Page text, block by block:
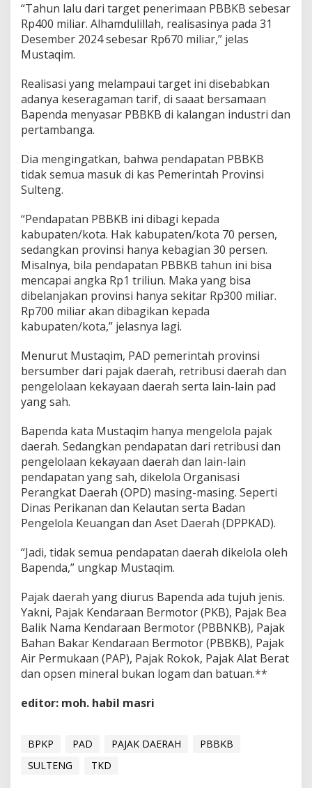
“Tahun lalu dari target penerimaan PBBKB sebesar
Rp400 miliar. Alhamdulillah, realisasinya pada 31
Desember 2024 sebesar Rp670 miliar,” jelas
Mustaqim.
Realisasi yang melampaui target ini disebabkan
adanya keseragaman tarif, di saaat bersamaan
Bapenda menyasar PBBKB di kalangan industri dan
pertambanga.
Dia mengingatkan, bahwa pendapatan PBBKB
tidak semua masuk di kas Pemerintah Provinsi
Sulteng.
“Pendapatan PBBKB ini dibagi kepada
kabupaten/kota. Hak kabupaten/kota 70 persen,
sedangkan provinsi hanya kebagian 30 persen.
Misalnya, bila pendapatan PBBKB tahun ini bisa
mencapai angka Rp1 triliun. Maka yang bisa
dibelanjakan provinsi hanya sekitar Rp300 miliar.
Rp700 miliar akan dibagikan kepada
kabupaten/kota,” jelasnya lagi.
Menurut Mustaqim, PAD pemerintah provinsi
bersumber dari pajak daerah, retribusi daerah dan
pengelolaan kekayaan daerah serta lain-lain pad
yang sah.
Bapenda kata Mustaqim hanya mengelola pajak
daerah. Sedangkan pendapatan dari retribusi dan
pengelolaan kekayaan daerah dan lain-lain
pendapatan yang sah, dikelola Organisasi
Perangkat Daerah (OPD) masing-masing. Seperti
Dinas Perikanan dan Kelautan serta Badan
Pengelola Keuangan dan Aset Daerah (DPPKAD).
“Jadi, tidak semua pendapatan daerah dikelola oleh
Bapenda,” ungkap Mustaqim.
Pajak daerah yang diurus Bapenda ada tujuh jenis.
Yakni, Pajak Kendaraan Bermotor (PKB), Pajak Bea
Balik Nama Kendaraan Bermotor (PBBNKB), Pajak
Bahan Bakar Kendaraan Bermotor (PBBKB), Pajak
Air Permukaan (PAP), Pajak Rokok, Pajak Alat Berat
dan opsen mineral bukan logam dan batuan.**
editor: moh. habil masri
BPKP PAD PAJAK DAERAH
PBBKB
SULTENG
TKD